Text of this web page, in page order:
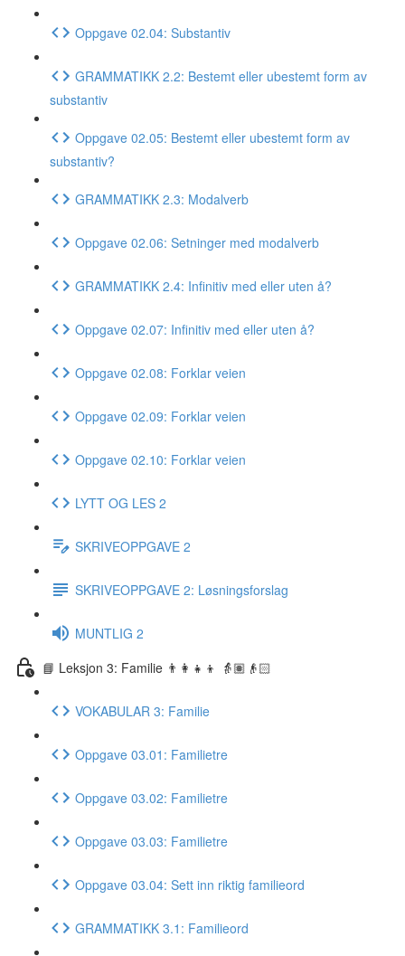
Oppgave 02.04: Substantiv
GRAMMATIKK 2.2: Bestemt eller ubestemt form av
substantiv
Oppgave 02.05: Bestemt eller ubestemt form av
substantiv?
GRAMMATIKK 2.3: Modalverb
Oppgave 02.06: Setninger med modalverb
GRAMMATIKK 2.4: Infinitiv med eller uten å?
Oppgave 02.07: Infinitiv med eller uten å?
Oppgave 02.08: Forklar veien
Oppgave 02.09: Forklar veien
Oppgave 02.10: Forklar veien
LYTT OG LES 2
SKRIVEOPPGAVE 2
SKRIVEOPPGAVE 2: Løsningsforslag
MUNTLIG 2
📘 Leksjon 3: Familie 👨‍👩‍👧‍👦 👵🏽👴🏻
VOKABULAR 3: Familie
Oppgave 03.01: Familietre
Oppgave 03.02: Familietre
Oppgave 03.03: Familietre
Oppgave 03.04: Sett inn riktig familieord
GRAMMATIKK 3.1: Familieord